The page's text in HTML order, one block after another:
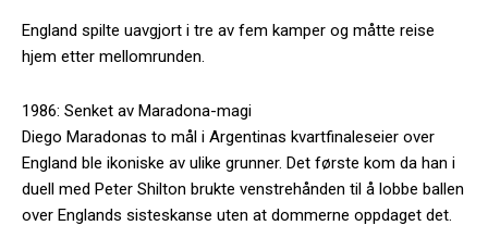
England spilte uavgjort i tre av fem kamper og måtte reise
hjem etter mellomrunden.
1986: Senket av Maradona-magi
Diego Maradonas to mål i Argentinas kvartfinaleseier over
England ble ikoniske av ulike grunner. Det første kom da han i
duell med Peter Shilton brukte venstrehånden til å lobbe ballen
over Englands sisteskanse uten at dommerne oppdaget det.